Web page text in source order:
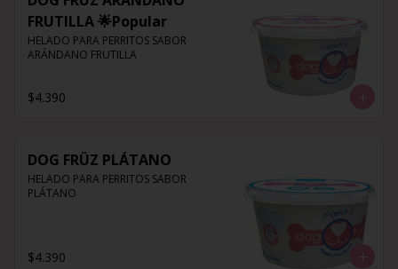
FRUTILLA 🌟Popular
HELADO PARA PERRITOS SABOR
ARÁNDANO FRUTILLA
$4.390
DOG FRÜZ PLÁTANO
HELADO PARA PERRITOS SABOR
PLÁTANO
$4.390